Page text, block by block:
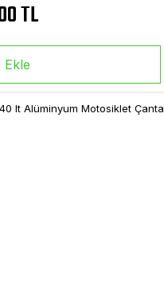
TL
Ekle